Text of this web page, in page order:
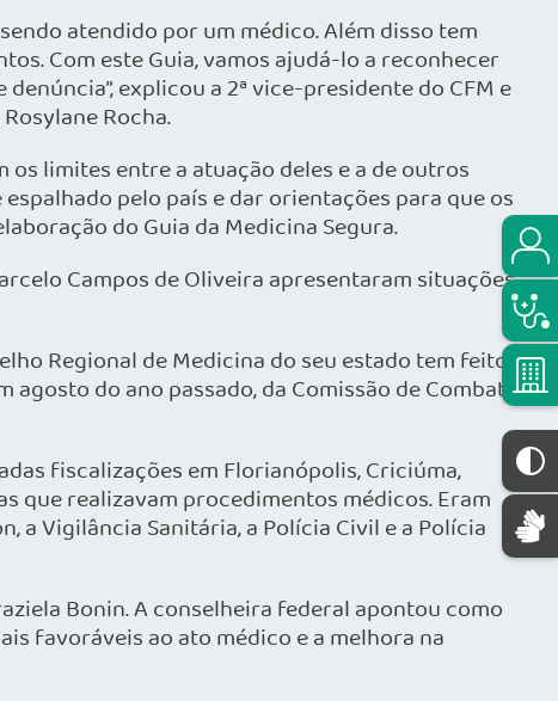
atendido por um médico. Além disso tem
Com este Guia, vamos ajudá-lo a reconhecer
explicou a 2ª vice-presidente do CFM e
Rocha.
limites entre a atuação deles e a de outros
pelo país e dar orientações para que os
do Guia da Medicina Segura.
Campos de Oliveira apresentaram situações
Regional de Medicina do seu estado tem feito
do ano passado, da Comissão de Combate
fiscalizações em Florianópolis, Criciúma,
que realizavam procedimentos médicos. Eram
a Vigilância Sanitária, a Polícia Civil e a Polícia
Bonin. A conselheira federal apontou como
favoráveis ao ato médico e a melhora na